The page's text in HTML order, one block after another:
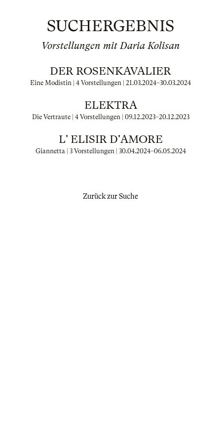
SUCHERGEBNIS
Vorstellungen mit Daria Kolisan
DER ROSENKAVALIER
Eine Modistin | 4 Vorstellungen | 21.03.2024–30.03.2024
ELEKTRA
Die Vertraute | 4 Vorstellungen | 09.12.2023–20.12.2023
L' ELISIR D'AMORE
Giannetta | 3 Vorstellungen | 30.04.2024–06.05.2024
Zurück zur Suche